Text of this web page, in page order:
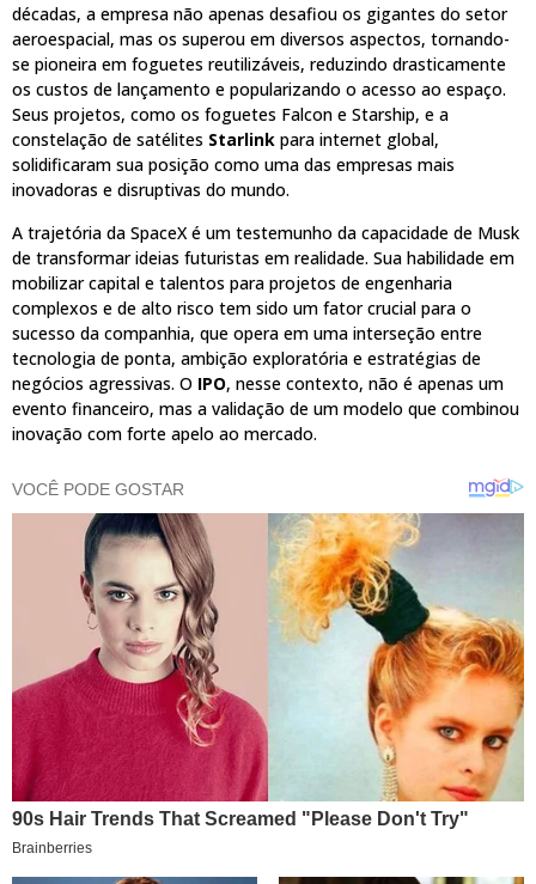
décadas, a empresa não apenas desafiou os gigantes do setor
aeroespacial, mas os superou em diversos aspectos, tornando-
se pioneira em foguetes reutilizáveis, reduzindo drasticamente
os custos de lançamento e popularizando o acesso ao espaço.
Seus projetos, como os foguetes Falcon e Starship, e a
constelação de satélites Starlink para internet global,
solidificaram sua posição como uma das empresas mais
inovadoras e disruptivas do mundo.
A trajetória da SpaceX é um testemunho da capacidade de Musk
de transformar ideias futuristas em realidade. Sua habilidade em
mobilizar capital e talentos para projetos de engenharia
complexos e de alto risco tem sido um fator crucial para o
sucesso da companhia, que opera em uma interseção entre
tecnologia de ponta, ambição exploratória e estratégias de
negócios agressivas. O IPO, nesse contexto, não é apenas um
evento financeiro, mas a validação de um modelo que combinou
inovação com forte apelo ao mercado.